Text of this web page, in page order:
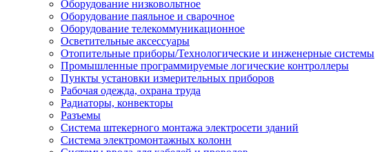
Оборудование низковольтное
Оборудование паяльное и сварочное
Оборудование телекоммуникационное
Осветительные аксессуары
Отопительные приборы/Технологические и инженерные системы
Промышленные программируемые логические контроллеры
Пункты установки измерительных приборов
Рабочая одежда, охрана труда
Радиаторы, конвекторы
Разъемы
Система штекерного монтажа электросети зданий
Система электромонтажных колонн